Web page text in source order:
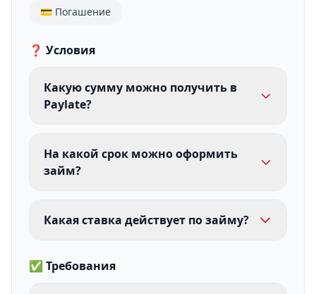
💳 Погашение
❓ Условия
Какую сумму можно получить в
Paylate?
На какой срок можно оформить
займ?
Какая ставка действует по займу?
✅ Требования